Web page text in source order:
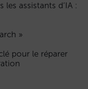
assistants d’IA :
»
pour le réparer